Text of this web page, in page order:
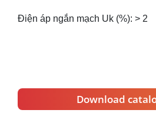
Điện áp ngắn mạch Uk (%): > 2
Download